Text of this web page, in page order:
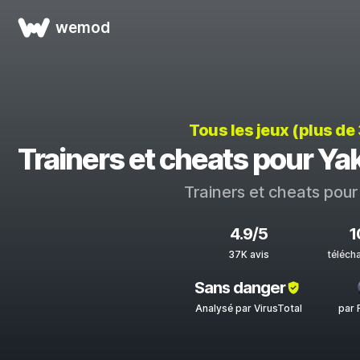
wemod
Tous les jeux (plus
Trainers et cheats pour
Trainers et cheats
4.9/5
37K avis
Sans danger
Analysé par VirusTotal par